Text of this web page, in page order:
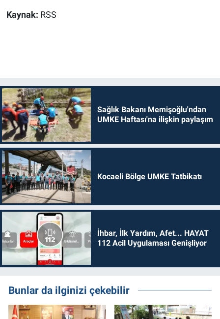
Kaynak: RSS
Sağlık Bakanı Memişoğlu'ndan
UMKE Haftası'na ilişkin paylaşım
Kocaeli Bölge UMKE Tatbikatı
İhbar, İlk Yardım, Afet... HAYAT
112 Acil Uygulaması Genişliyor
Bunlar da ilginizi çekebilir